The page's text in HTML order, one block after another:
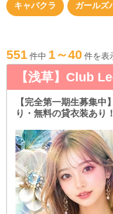
女の子のご希望に合わせ
キャバクラ求人がきっと
キャバクラ ガールズ
551件中 1～40件を表
【浅草】Club
【完全第一期生募集
り・無料の貸衣装あり！